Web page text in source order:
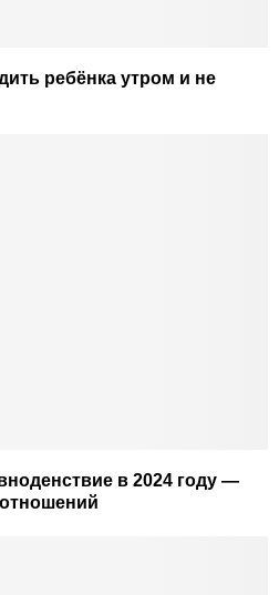
ребёнка утром и не
в 2024 году —